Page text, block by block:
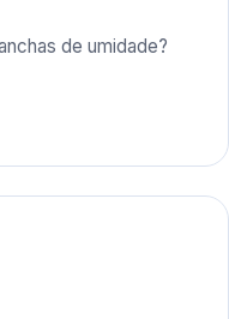
de umidade?